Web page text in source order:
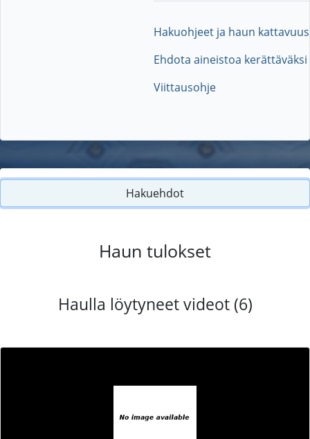
Hakuohjeet ja haun kattavuus
Ehdota aineistoa kerättäväksi
Viittausohje
Hakuehdot
Haun tulokset
Haulla löytyneet videot (6)